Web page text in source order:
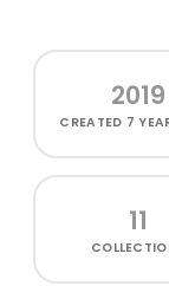
2019
CREATED 7
11